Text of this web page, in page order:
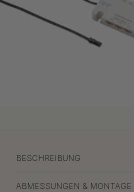
BESCHREIBUNG
ABMESSUNGEN & MONTAGE